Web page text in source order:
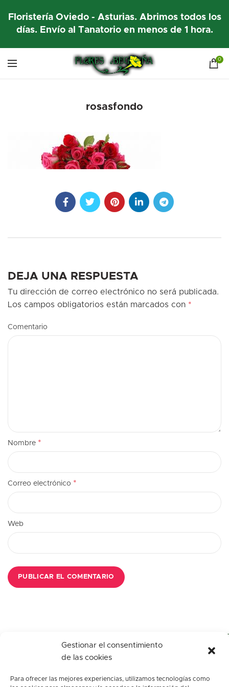
Gestionar el consentimiento
de las cookies
Para ofrecer las mejores experiencias, utilizamos tecnologías como
Floristería Oviedo - Asturias. Abrimos todos los
días. Envío al Tanatorio en menos de 1 hora.
0
rosasfondo
DEJA UNA RESPUESTA
Tu dirección de correo electrónico no será publicada.
Los campos obligatorios están marcados con *
Comentario
Nombre *
Correo electrónico *
Web